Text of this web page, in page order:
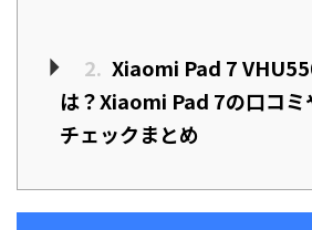
2. Xiaomi Pad 7
は？Xiaomi Pad 7の口コミ
チェックまとめ